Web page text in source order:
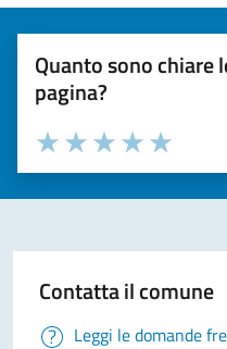
Quanto sono chiare
pagina?
Valuta la chiarezza delle
Seleziona il numero di
Valuta 5
Valuta 4
Valuta 3 stelle su
Valuta 2 stelle su 5
Valuta 1 stelle su 5
Contatta il comune
Leggi le domande